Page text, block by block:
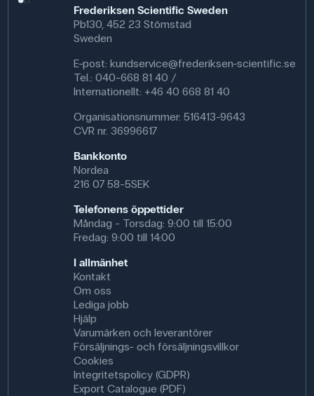
Frederiksen Scientific Sweden
Pb130, 452 23 Stömstad
Sweden
E-post: kundservice@frederiksen-scientific.se
Tel.: 040-668 81 40 /
Internationellt: +46 40 668 81 40
Organisationsnummer: 516413-9643
CVR nr. 36996617
Bankkonto
Nordea
216 07 58-5SEK
Telefonens öppettider
Måndag - Torsdag: 9:00 till 15:00
Fredag: 9:00 till 14:00
I allmänhet
Kontakt
Om oss
Lediga jobb
Hjälp
Varumärken och leverantörer
Försäljnings- och försäljningsvillkor
Cookies
Integritetspolicy (GDPR)
Export Catalogue (PDF)